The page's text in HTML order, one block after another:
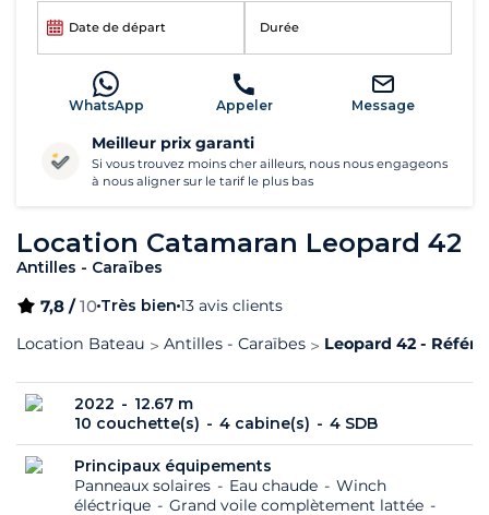
Location Catamaran Leopard 42
Antilles - Caraïbes
7,8 /10 Très bien 13 avis clients
Location Bateau
Antilles - Caraïbes Leopard 42 -
2022
12.67 m
10 couchette(s)
4 cabine(s) 4 SDB
Principaux équipements
Panneaux solaires
Eau chaude
Winch
éléctrique
Grand voile complètement lattée
Date de départ Durée
WhatsApp Appeler Message
Meilleur prix garanti
Si vous trouvez moins cher ailleurs, nous nous engageons
à nous aligner sur le tarif le plus bas